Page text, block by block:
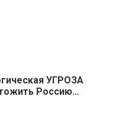
УГРОЗА
Россию…